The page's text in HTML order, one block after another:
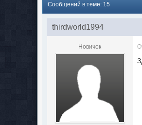
Сообщений в теме: 15
thirdworld1994
Новичок